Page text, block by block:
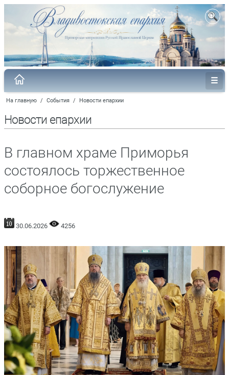
На главную / События / Новости епархии
Новости епархии
В главном храме Приморья
состоялось торжественное
соборное богослужение
30.06.2026 4256